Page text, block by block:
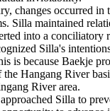
changes occurred in
Silla maintained
into a conciliatory
Silla's
is because Baekje
Hangang River
River area.
Silla to